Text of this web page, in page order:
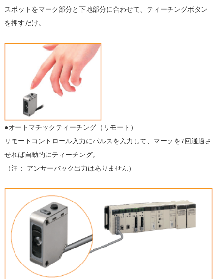
スポットをマーク部分と下地部分に合わせて、ティーチングボタン
を押すだけ。
●オートマチックティーチング（リモート）
リモートコントロール入力にパルスを入力して、マークを7回通過さ
せれば自動的にティーチング。
（注： アンサーバック出力はありません）